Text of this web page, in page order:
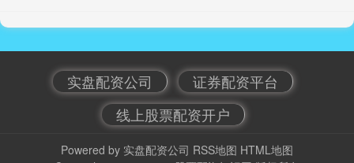
实盘配资公司
证券配资平台
线上股票配资开户
Powered by 实盘配资公司 RSS地图 HTML地图